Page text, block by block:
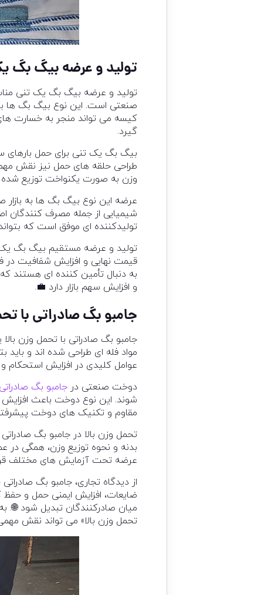
تولید و عرضه بیگ بگ
تولید و عرضه بیگ بگ یک تنی
صنعتی است. این نوع بیگ بگ ها
کیسه می تواند منجر به خسارت
گیرد.
بیگ بگ یک تنی برای حمل بارهای
طراحی حلقه های حمل نیز نقش
وزن به صورت یکنواخت توزیع شده
عرضه این نوع بیگ بگ ها به
شیمیایی از جمله مصرف کنندگان
تولیدکننده ای موفق است که
تولید و عرضه مستقیم بیگ بگ یک
قیمت نهایی و افزایش شفافیت در
به دنبال تأمین کننده ای هستند
و افزایش سهم بازار دارد 💼.
جامبو بگ صادراتی با
جامبو بگ صادراتی با تحمل وزن
مواد فله ای طراحی شده اند و
عوامل کلیدی در افزایش استحکام
دوخت صنعتی در جامبو بگ صادراتی
شوند. این نوع دوخت باعث
مقاوم و تکنیک های دوخت
تحمل وزن بالا در جامبو بگ
بدنه و نحوه توزیع وزن، همگی در
عرضه تحت آزمایش های مختلف
از دیدگاه تجاری، جامبو بگ
ضایعات، افزایش ایمنی حمل و
میان صادرکنندگان تبدیل شود 🌐.
تحمل وزن بالا» می تواند نقش